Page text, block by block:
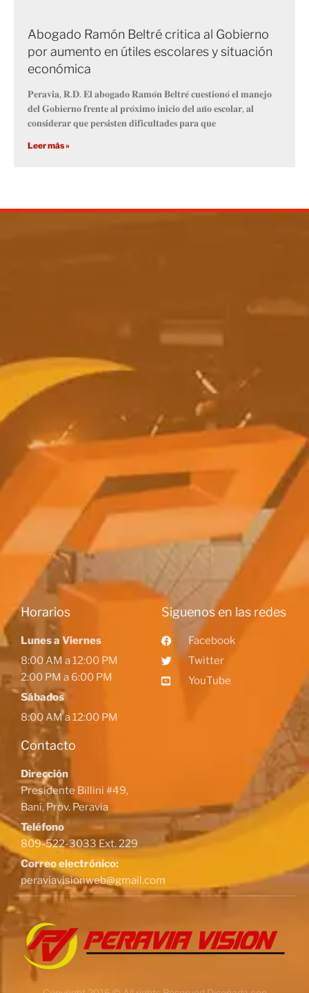
Abogado Ramón Beltré critica al Gobierno
por aumento en útiles escolares y situación
económica
𝐏𝐞𝐫𝐚𝐯𝐢𝐚, 𝐑.𝐃. 𝐄𝐥 𝐚𝐛𝐨𝐠𝐚𝐝𝐨 𝐑𝐚𝐦𝐨́𝐧 𝐁𝐞𝐥𝐭𝐫𝐞́ 𝐜𝐮𝐞𝐬𝐭𝐢𝐨𝐧𝐨́ 𝐞𝐥 𝐦𝐚𝐧𝐞𝐣𝐨
𝐝𝐞𝐥 𝐆𝐨𝐛𝐢𝐞𝐫𝐧𝐨 𝐟𝐫𝐞𝐧𝐭𝐞 𝐚𝐥 𝐩𝐫𝐨́𝐱𝐢𝐦𝐨 𝐢𝐧𝐢𝐜𝐢𝐨 𝐝𝐞𝐥 𝐚𝐧̃𝐨 𝐞𝐬𝐜𝐨𝐥𝐚𝐫, 𝐚𝐥
𝐜𝐨𝐧𝐬𝐢𝐝𝐞𝐫𝐚𝐫 𝐪𝐮𝐞 𝐩𝐞𝐫𝐬𝐢𝐬𝐭𝐞𝐧 𝐝𝐢𝐟𝐢𝐜𝐮𝐥𝐭𝐚𝐝𝐞𝐬 𝐩𝐚𝐫𝐚 𝐪𝐮𝐞
Leer más »
Horarios
Lunes a Viernes
8:00 AM a 12:00 PM
2:00 PM a 6:00 PM
Sábados
8:00 AM a 12:00 PM
Contacto
Dirección
Presidente Billini #49,
Baní, Prov. Peravia
Teléfono
809-522-3033 Ext. 229
Correo electrónico:
peraviavisionweb@gmail.com
Siguenos en las redes
Facebook
Twitter
YouTube